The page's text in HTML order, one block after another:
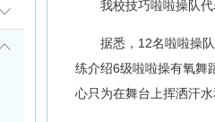
我校技巧啦啦操队
据悉，12名啦啦操
练介绍6级啦啦操有氧舞
心只为在舞台上挥洒汗水